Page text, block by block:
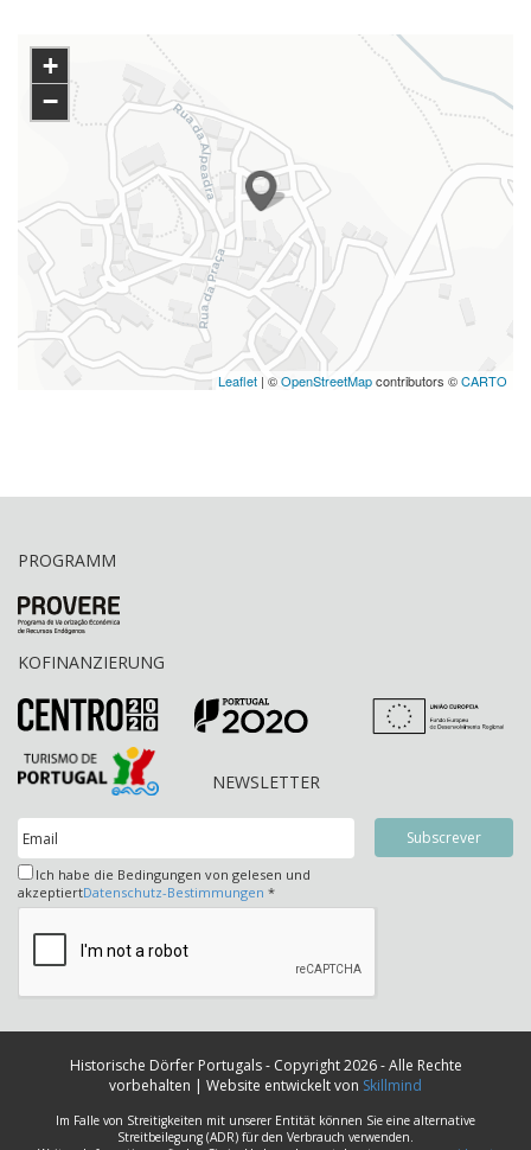
+
−
Leaflet | ©OpenStreetMapcontributors ©CARTO
PROGRAMM
KOFINANZIERUNG
NEWSLETTER
Ich habe die Bedingungen von gelesen und
akzeptiertDatenschutz-Bestimmungen *
Historische Dörfer Portugals - Copyright 2026 - Alle Rechte
vorbehalten | Website entwickelt von Skillmind
Im Falle von Streitigkeiten mit unserer Entität können Sie eine alternative
Streitbeilegung (ADR) für den Verbrauch verwenden.